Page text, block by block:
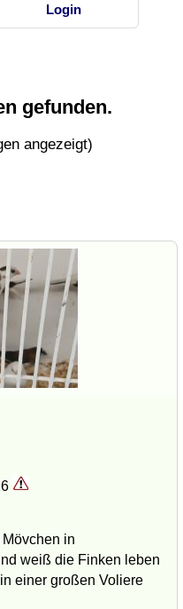
Login
gefunden.
angezeigt)
in
weiß die Finken leben
einer großen Voliere